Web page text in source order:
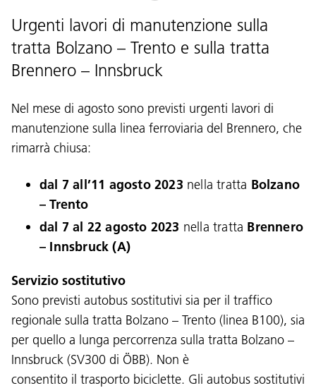
Urgenti lavori di manutenzione sulla
tratta Bolzano – Trento e sulla tratta
Brennero – Innsbruck
Nel mese di agosto sono previsti urgenti lavori di
manutenzione sulla linea ferroviaria del Brennero, che
rimarrà chiusa:
dal 7 all’11 agosto 2023 nella tratta Bolzano
– Trento
dal 7 al 22 agosto 2023 nella tratta Brennero
– Innsbruck (A)
Servizio sostitutivo
Sono previsti autobus sostitutivi sia per il traffico
regionale sulla tratta Bolzano – Trento (linea B100), sia
per quello a lunga percorrenza sulla tratta Bolzano –
Innsbruck (SV300 di ÖBB). Non è
consentito il trasporto biciclette. Gli autobus sostitutivi